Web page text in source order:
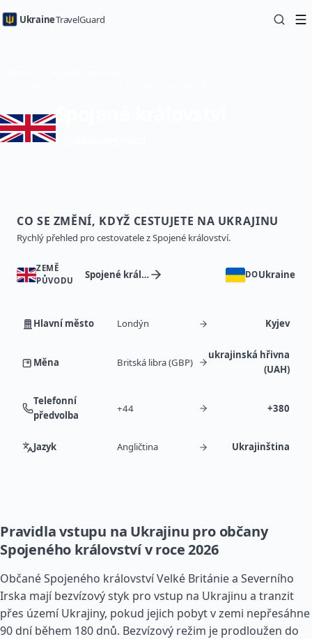
UkraineTravelGuard
CO SE ZMĚNÍ, KDYŽ CESTUJETE NA UKRAJINU
Rychlý přehled pro cestovatele z Spojené království.
ZEMĚ
PŮVODU
Spojené království DOUkraine
Hlavní město Londýn Kyjev
Měna Britská libra (GBP)
ukrajinská hřivna
(UAH)
Telefonní
předvolba
+44 +380
Jazyk Angličtina Ukrajinština
Pravidla vstupu na Ukrajinu pro občany
Spojeného království v roce 2026
Občané Spojeného království Velké Británie a Severního
Irska mají bezvízový styk pro vstup na Ukrajinu a tranzit
přes území Ukrajiny, pokud jejich pobyt v zemi nepřesáhne
90 dní během 180 dnů. Bezvízový režim je prodloužen do